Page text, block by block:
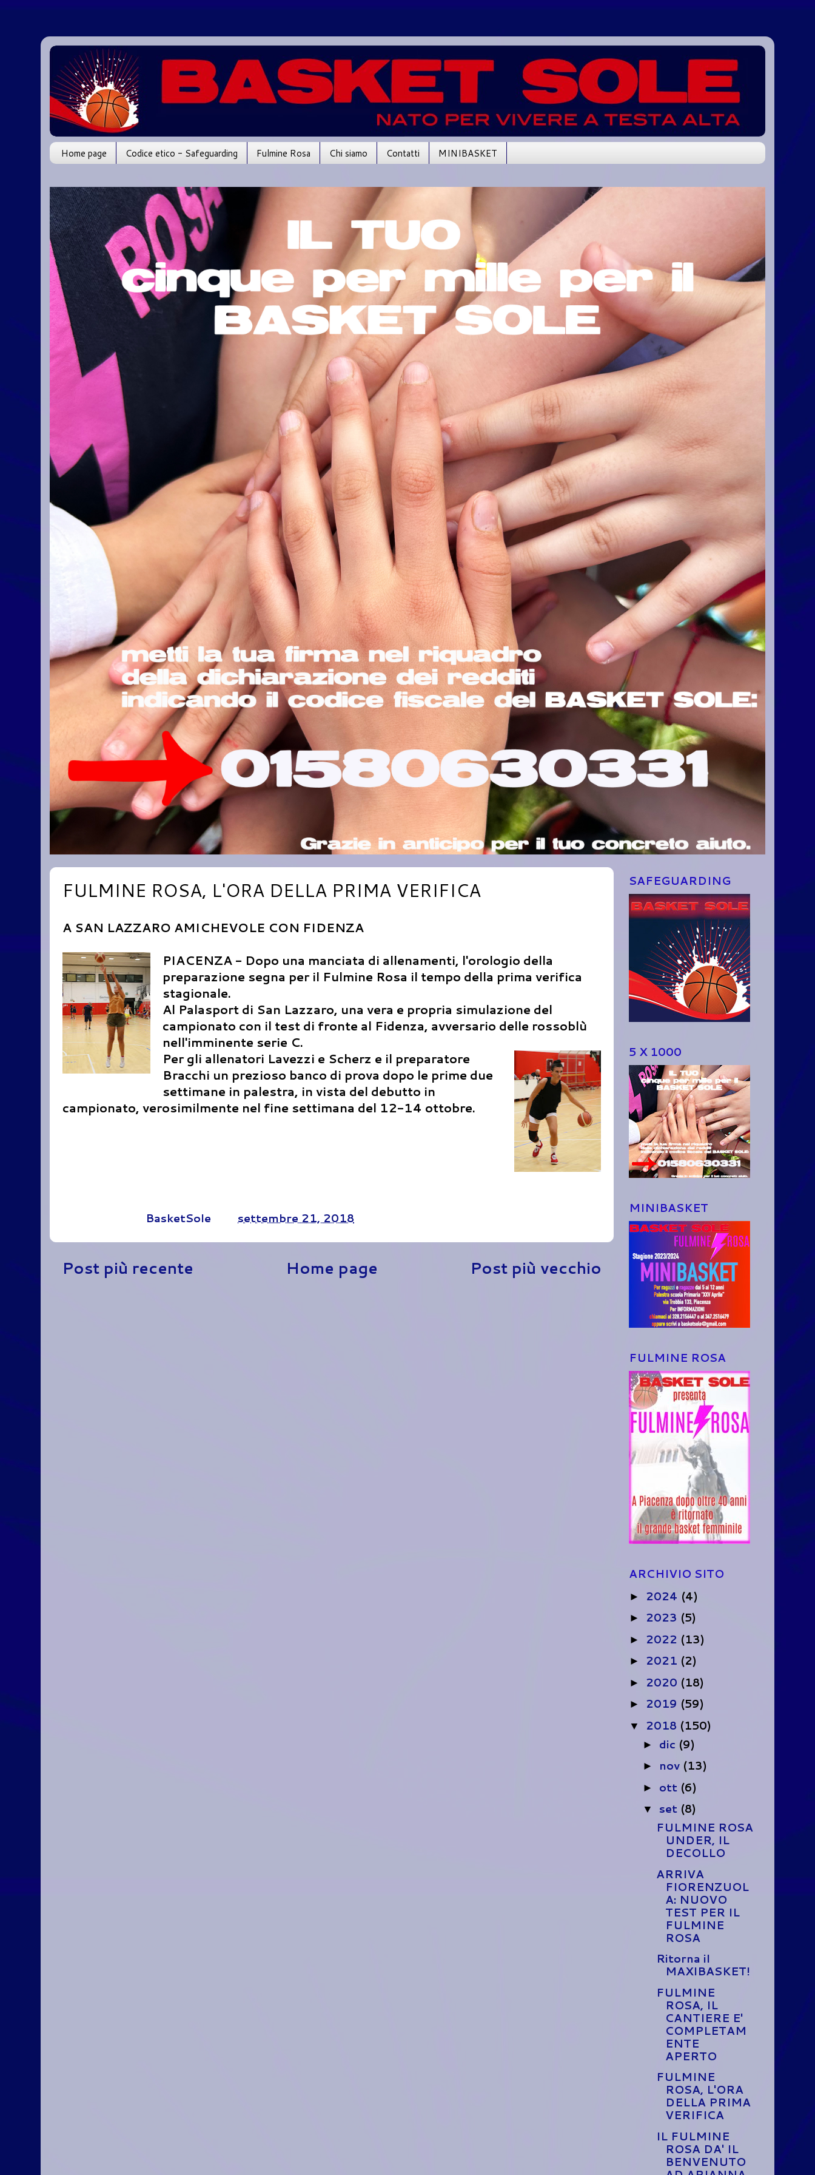
Home page Codice etico - Safeguarding Fulmine Rosa Chi siamo Contatti MINIBASKET
FULMINE ROSA, L'ORA DELLA PRIMA VERIFICA
A SAN LAZZARO AMICHEVOLE CON FIDENZA
PIACENZA - Dopo una manciata di allenamenti, l'orologio della
preparazione segna per il Fulmine Rosa il tempo della prima verifica
stagionale.
Al Palasport di San Lazzaro, una vera e propria simulazione del
campionato con il test di fronte al Fidenza, avversario delle rossoblù
nell'imminente serie C.
Per gli allenatori Lavezzi e Scherz e il preparatore
Bracchi un prezioso banco di prova dopo le prime due
settimane in palestra, in vista del debutto in
campionato, verosimilmente nel fine settimana del 12-14 ottobre.
BasketSole settembre 21, 2018
Post più recente Post più vecchio
Home page
SAFEGUARDING
5 X 1000
MINIBASKET
FULMINE ROSA
ARCHIVIO SITO
► 2024 (4)
► 2023 (5)
► 2022 (13)
► 2021 (2)
► 2020 (18)
► 2019 (59)
▼ 2018 (150)
► dic (9)
► nov (13)
► ott (6)
▼ set (8)
FULMINE ROSA
UNDER, IL
DECOLLO
ARRIVA
FIORENZUOL
A: NUOVO
TEST PER IL
FULMINE
ROSA
Ritorna il
MAXIBASKET!
FULMINE
ROSA, IL
CANTIERE E'
COMPLETAM
ENTE
APERTO
FULMINE
ROSA, L'ORA
DELLA PRIMA
VERIFICA
IL FULMINE
ROSA DA' IL
BENVENUTO